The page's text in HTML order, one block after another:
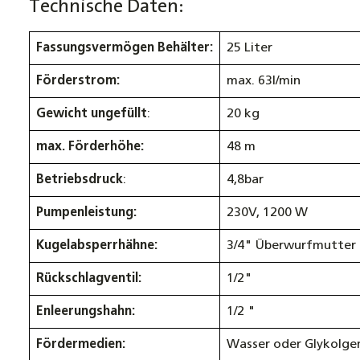
Technische Daten:
Fassungsvermögen Behälter: 25 Liter
Förderstrom: max. 63l/min
Gewicht ungefüllt: 20 kg
max. Förderhöhe: 48 m
Betriebsdruck: 4,8bar
Pumpenleistung: 230V, 1200 W
Kugelabsperrhähne: 3/4" Überwurfmutter
Rückschlagventil: 1/2"
Enleerungshahn: 1/2 "
Fördermedien: Wasser oder